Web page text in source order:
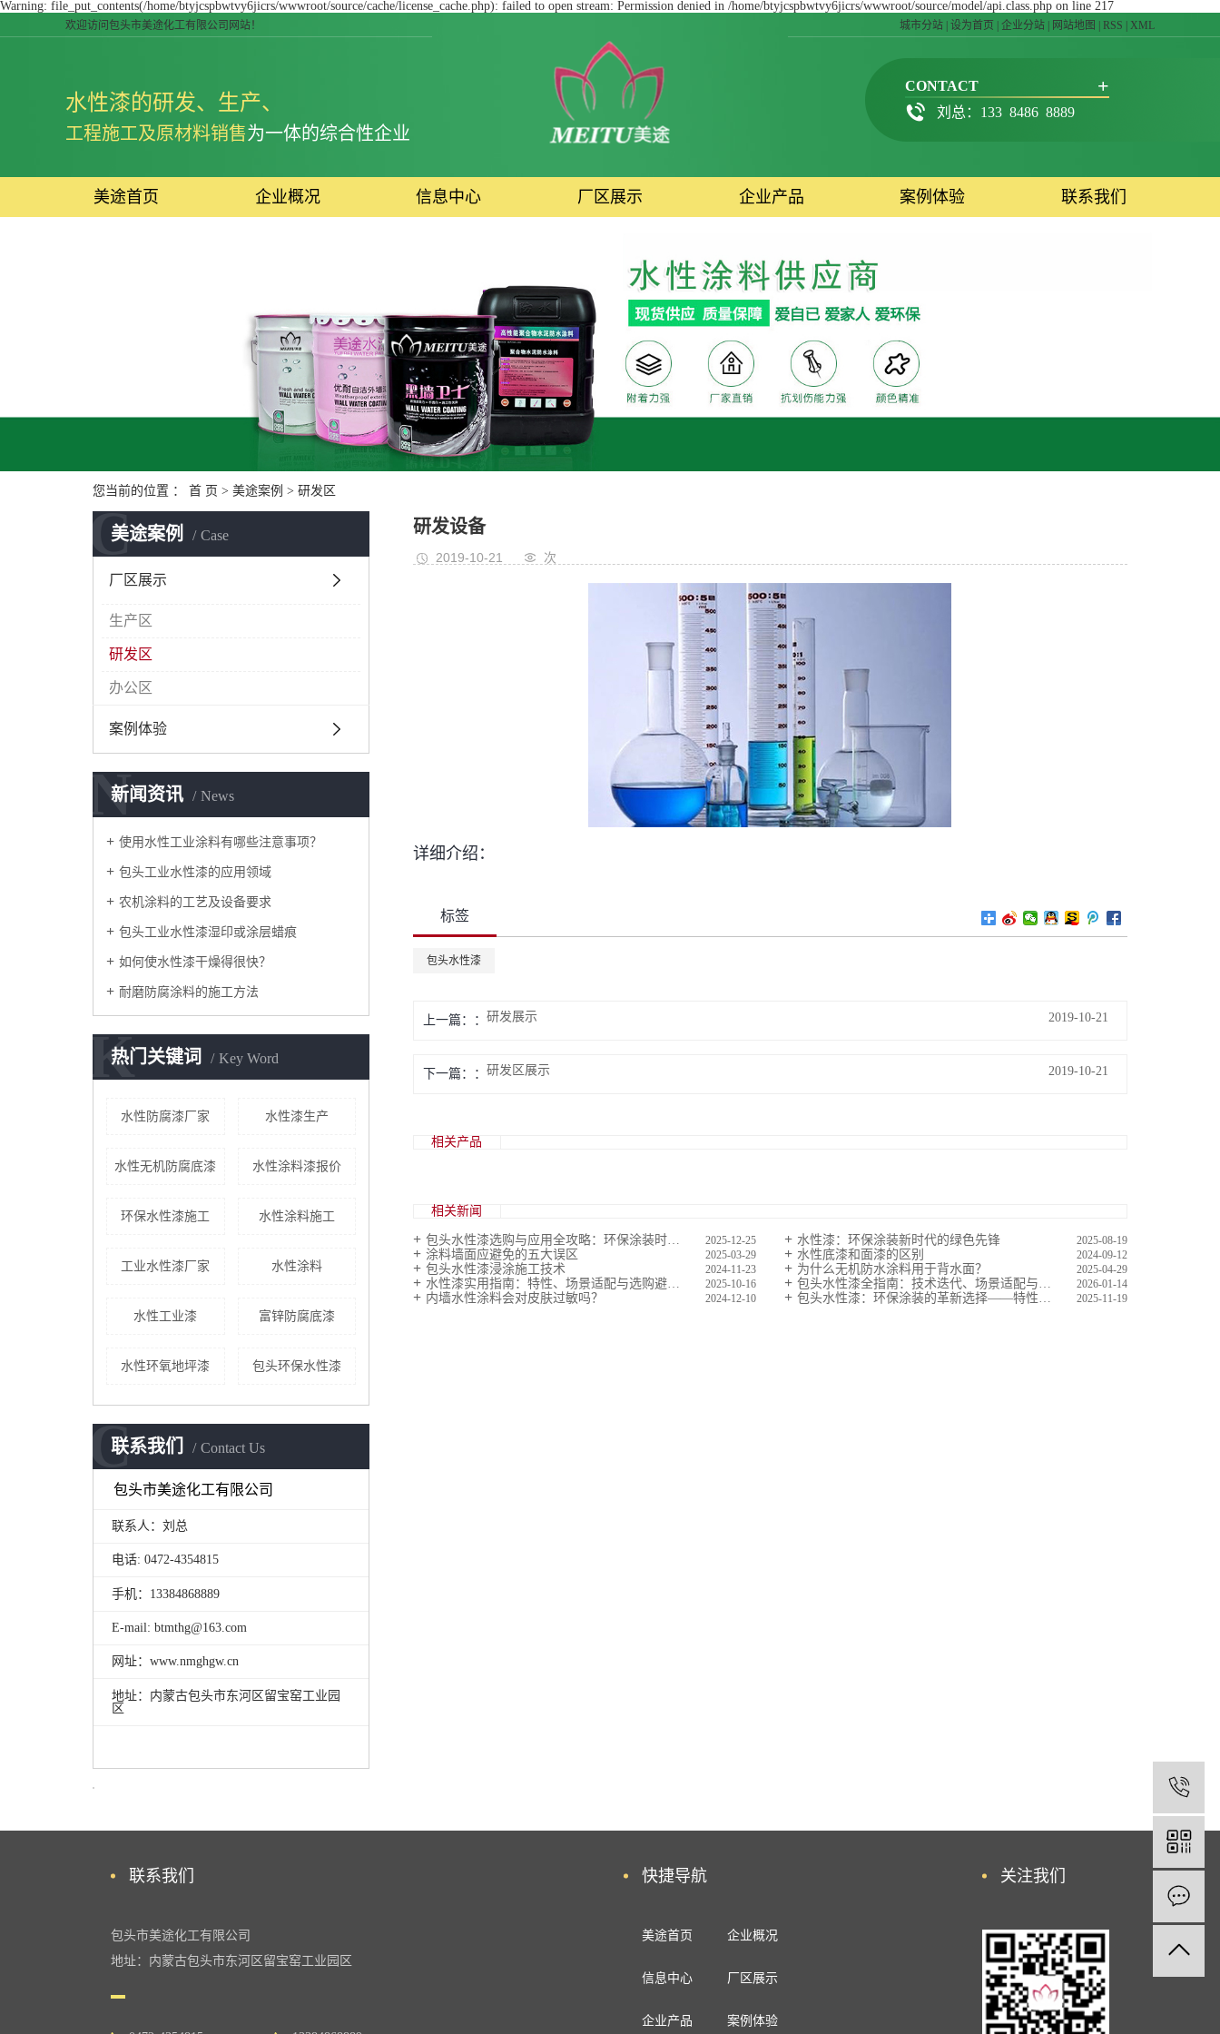
Warning: file_put_contents(/home/btyjcspbwtvy6jicrs/wwwroot/source/cache/license_cache.php): failed to open stream: Permission denied in /home/btyjcspbwtvy6jicrs/wwwroot/source/model/api.class.php on line 217
欢迎访问包头市美途化工有限公司网站！ 城市分站 | 设为首页 | 企业分站 | 网站地图 | RSS | XML
水性漆的研发、生产、
工程施工及原材料销售为一体的综合性企业
CONTACT +
刘总：133 8486 8889
美途首页 企业概况
企业视频
信息中心
技术资讯
厂区展示
研发区
办公区
企业产品
水性工业漆
案例体验 联系我们
您当前的位置 ： 首 页 > 美途案例 > 研发区
美途案例 Case
C
厂区展示
生产区
研发区
办公区
案例体验
新闻资讯 News
N
使用水性工业涂料有哪些注意事项？
包头工业水性漆的应用领域
农机涂料的工艺及设备要求
包头工业水性漆湿印或涂层蜡痕
如何使水性漆干燥得很快？
耐磨防腐涂料的施工方法
热门关键词 Key Word
K
水性防腐漆厂家 水性漆生产
水性无机防腐底漆 水性涂料漆报价
环保水性漆施工 水性涂料施工
工业水性漆厂家 水性涂料
水性工业漆 富锌防腐底漆
水性环氧地坪漆 包头环保水性漆
联系我们 Contact Us
C
包头市美途化工有限公司
联系人：刘总
电话: 0472-4354815
手机：13384868889
E-mail: btmthg@163.com
网址：www.nmghgw.cn
地址：内蒙古包头市东河区留宝窑工业园
区
研发设备
2019-10-21 次
详细介绍：
标签
包头水性漆
上一篇： 研发展示 2019-10-21
下一篇： 研发区展示 2019-10-21
相关产品
相关新闻
包头水性漆选购与应用全攻略：环保涂装时代的科学选型方案 2025-12-25 水性漆：环保涂装新时代的绿色先锋 2025-08-19
涂料墙面应避免的五大误区 2025-03-29 水性底漆和面漆的区别 2024-09-12
包头水性漆浸涂施工技术 2024-11-23 为什么无机防水涂料用于背水面？ 2025-04-29
水性漆实用指南：特性、场景适配与选购避坑要点 2025-10-16 包头水性漆全指南：技术迭代、场景适配与施工养护实操解析 2026-01-14
内墙水性涂料会对皮肤过敏吗？ 2024-12-10 包头水性漆：环保涂装的革新选择——特性、场景与科学使用指南 2025-11-19
联系我们
包头市美途化工有限公司
地址：内蒙古包头市东河区留宝窑工业园区
快捷导航
美途首页 企业概况
信息中心 厂区展示
企业产品 案例体验
关注我们